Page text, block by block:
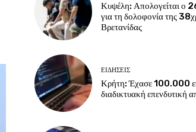
Κυψέλη: Απολογείται ο
για τη δολοφονία της
Βρετανίδας
ΕΙΔΗΣΕΙΣ
Κρήτη: Έχασε 100.000
διαδικτυακή επενδυτική